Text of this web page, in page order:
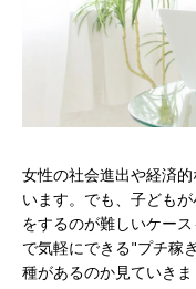
女性の社会進出や経済
います。でも、子ども
をするのが難しいケー
で気軽にできる"プチ稼
種があるのか見ていきま